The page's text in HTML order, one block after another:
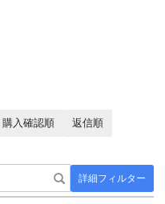
詳細フィルター
購入確認順 返信順